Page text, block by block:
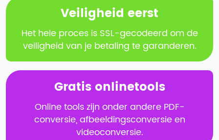
Veiligheid eerst
Het hele proces is SSL-gecodeerd om de
veiligheid van je betaling te garanderen.
Gratis onlinetools
Online tools zijn onder andere PDF-
conversie, afbeeldingsconversie en
videoconversie.